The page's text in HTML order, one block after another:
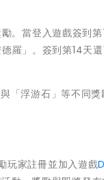
。當登入遊戲簽到
羅」。簽到第14天
「浮游石」等不同
玩家註冊並加入遊戲